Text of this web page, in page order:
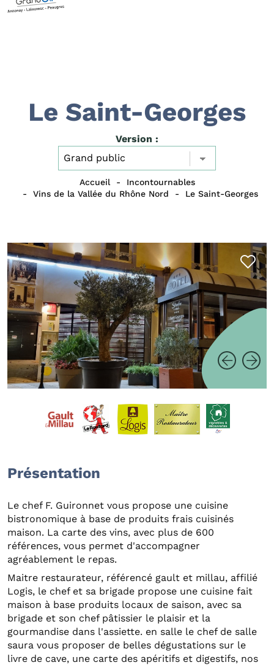
Le Saint-Georges
Version :
Accueil
Incontournables
Vins de la Vallée du Rhône Nord
Le Saint-Georges
Présentation
Le chef F. Guironnet vous propose une cuisine
bistronomique à base de produits frais cuisinés
maison. La carte des vins, avec plus de 600
références, vous permet d'accompagner
agréablement le repas.
Maitre restaurateur, référencé gault et millau, affilié
Logis, le chef et sa brigade propose une cuisine fait
maison à base produits locaux de saison, avec sa
brigade et son chef pâtissier le plaisir et la
gourmandise dans l'assiette. en salle le chef de salle
saura vous proposer de belles dégustations sur le
livre de cave, une carte des apéritifs et digestifs, nos